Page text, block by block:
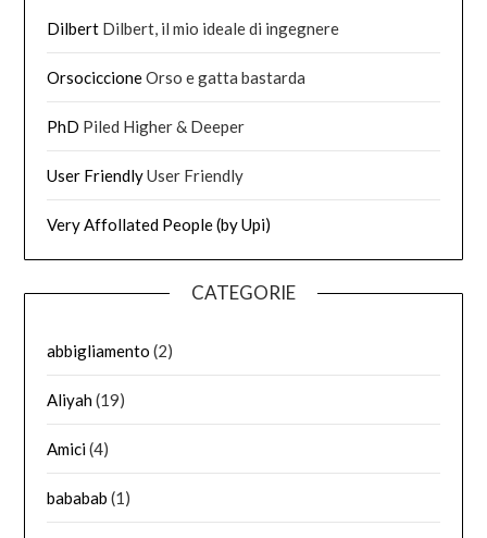
Dilbert Dilbert, il mio ideale di ingegnere
OrsociccioneOrso e gatta bastarda
PhD Piled Higher & Deeper
User FriendlyUser Friendly
Very Affollated People (by Upi)
CATEGORIE
abbigliamento (2)
Aliyah(19)
Amici(4)
bababab (1)